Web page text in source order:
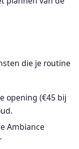
die je routine
opening (€45 bij
Ambiance